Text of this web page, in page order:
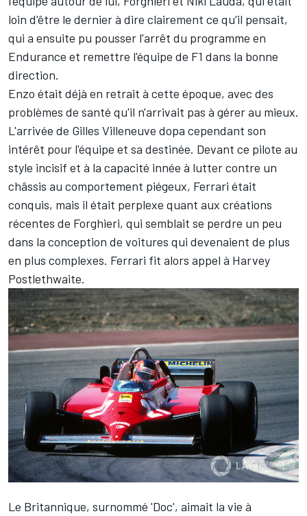
loin d'être le dernier à dire clairement ce qu'il pensait,
qui a ensuite pu pousser l'arrêt du programme en
Endurance et remettre l'équipe de F1 dans la bonne
direction.
Enzo était déjà en retrait à cette époque, avec des
problèmes de santé qu'il n'arrivait pas à gérer au mieux.
L'arrivée de Gilles Villeneuve dopa cependant son
intérêt pour l'équipe et sa destinée. Devant ce pilote au
style incisif et à la capacité innée à lutter contre un
châssis au comportement piégeux, Ferrari était
conquis, mais il était perplexe quant aux créations
récentes de Forghieri, qui semblait se perdre un peu
dans la conception de voitures qui devenaient de plus
en plus complexes. Ferrari fit alors appel à Harvey
Postlethwaite.
Le Britannique, surnommé 'Doc', aimait la vie à